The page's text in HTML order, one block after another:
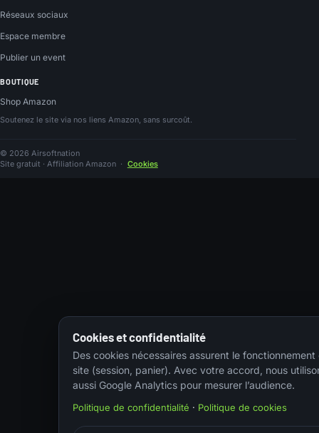
Réseaux sociaux
Espace membre
Publier un event
BOUTIQUE
Shop Amazon
Soutenez le site via nos liens Amazon, sans surcoût.
© 2026 Airsoftnation
Site gratuit · Affiliation Amazon · Cookies
Cookies et confidentialité
Des cookies nécessaires assurent le fonctionnement
site (session, panier). Avec votre accord, nous
aussi Google Analytics pour mesurer l’audience.
Politique de confidentialité · Politique de cookies